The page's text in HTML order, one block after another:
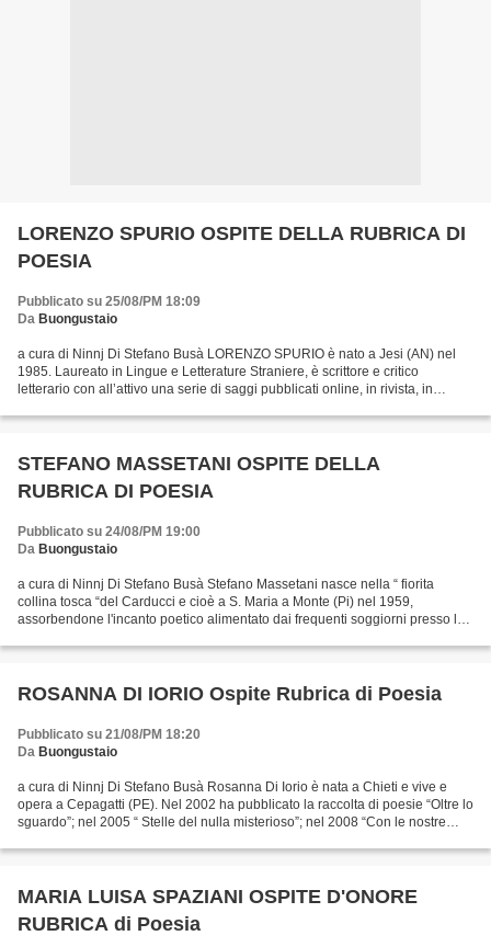
LORENZO SPURIO OSPITE DELLA RUBRICA DI
POESIA
Pubblicato su 25/08/PM 18:09
Da Buongustaio
a cura di Ninnj Di Stefano Busà LORENZO SPURIO è nato a Jesi (AN) nel
1985. Laureato in Lingue e Letterature Straniere, è scrittore e critico
letterario con all’attivo una serie di saggi pubblicati online, in rivista, in
STEFANO MASSETANI OSPITE DELLA
RUBRICA DI POESIA
Pubblicato su 24/08/PM 19:00
Da Buongustaio
a cura di Ninnj Di Stefano Busà Stefano Massetani nasce nella “ fiorita
collina tosca “del Carducci e cioè a S. Maria a Monte (Pi) nel 1959,
assorbendone l'incanto poetico alimentato dai frequenti soggiorni presso la
ROSANNA DI IORIO Ospite Rubrica di Poesia
Pubblicato su 21/08/PM 18:20
Da Buongustaio
a cura di Ninnj Di Stefano Busà Rosanna Di Iorio è nata a Chieti e vive e
opera a Cepagatti (PE). Nel 2002 ha pubblicato la raccolta di poesie “Oltre lo
sguardo”; nel 2005 “ Stelle del nulla misterioso”; nel 2008 “Con le nostre
MARIA LUISA SPAZIANI OSPITE D'ONORE
RUBRICA di Poesia